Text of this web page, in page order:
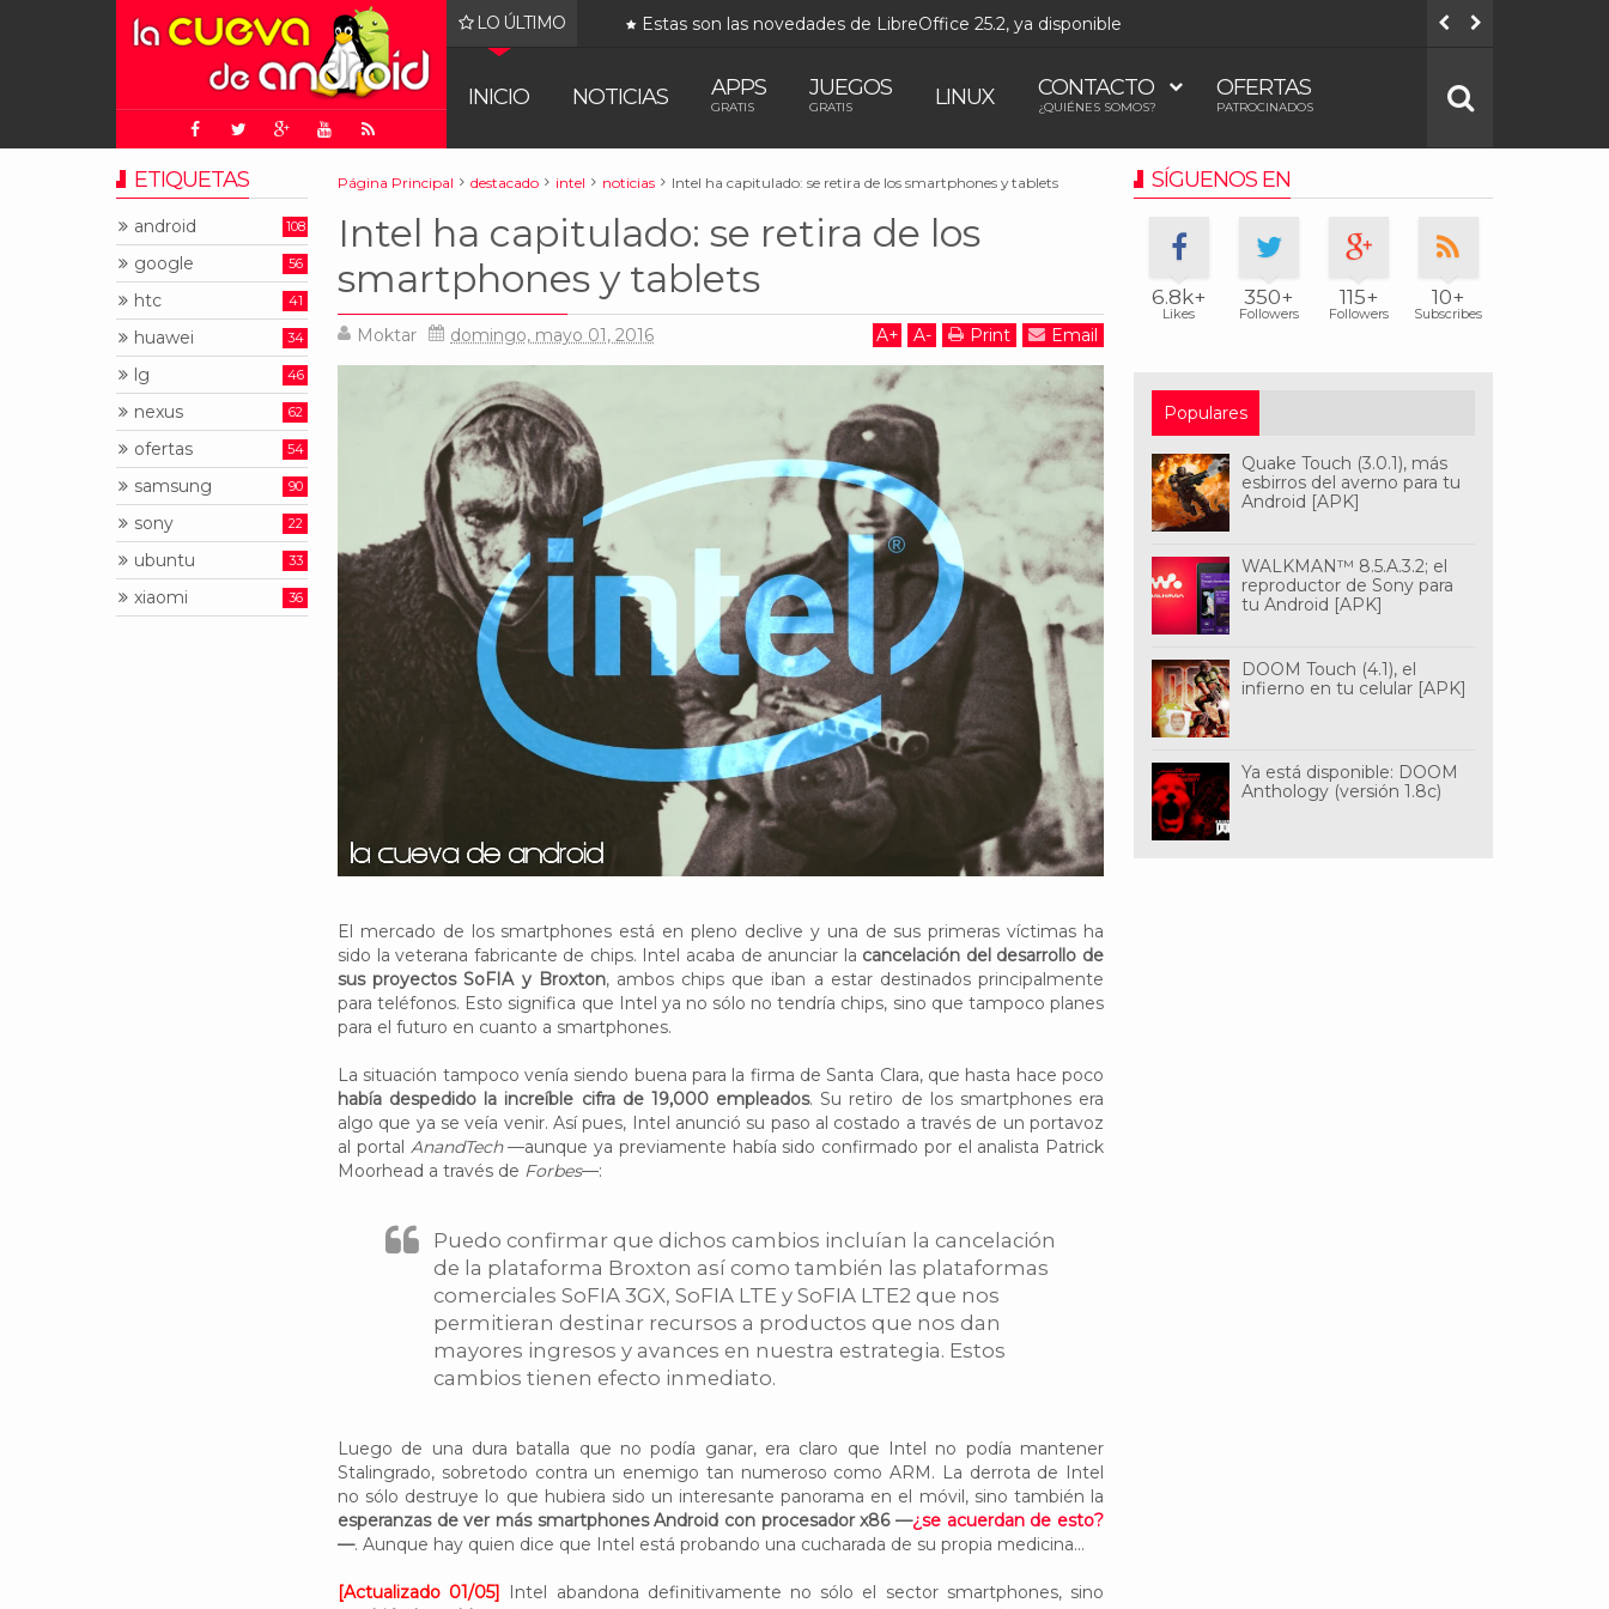
LO ÚLTIMO
juez ordena que Chrome sea puesto a la venta Estas son las novedades de LibreOffice 25.2, ya disponible
INICIO NOTICIAS APPS
GRATIS
JUEGOS
GRATIS LINUX CONTACTO
¿QUIÉNES SOMOS?
OFERTAS
PATROCINADOS
Página Principal destacado intel noticias Intel ha capitulado: se retira de los smartphones y tablets
Intel ha capitulado: se retira de los
smartphones y tablets
Moktar domingo, mayo 01, 2016 A+ A- Print Email
El mercado de los smartphones está en pleno declive y una de sus primeras víctimas ha
sido la veterana fabricante de chips. Intel acaba de anunciar la cancelación del desarrollo de
sus proyectos SoFIA y Broxton, ambos chips que iban a estar destinados principalmente
para teléfonos. Esto significa que Intel ya no sólo no tendría chips, sino que tampoco planes
para el futuro en cuanto a smartphones.
La situación tampoco venía siendo buena para la firma de Santa Clara, que hasta hace poco
había despedido la increíble cifra de 19,000 empleados. Su retiro de los smartphones era
algo que ya se veía venir. Así pues, Intel anunció su paso al costado a través de un portavoz
al portal AnandTech—aunque ya previamente había sido confirmado por el analista Patrick
Moorhead a través de Forbes—:
Puedo confirmar que dichos cambios incluían la cancelación
de la plataforma Broxton así como también las plataformas
comerciales SoFIA 3GX, SoFIA LTE y SoFIA LTE2 que nos
permitieran destinar recursos a productos que nos dan
mayores ingresos y avances en nuestra estrategia. Estos
cambios tienen efecto inmediato.
Luego de una dura batalla que no podía ganar, era claro que Intel no podía mantener
Stalingrado, sobretodo contra un enemigo tan numeroso como ARM. La derrota de Intel
no sólo destruye lo que hubiera sido un interesante panorama en el móvil, sino también la
esperanzas de ver más smartphones Android con procesador x86 —¿se acuerdan de esto?
—. Aunque hay quien dice que Intel está probando una cucharada de su propia medicina...
[Actualizado 01/05] Intel abandona definitivamente no sólo el sector smartphones, sino
SÍGUENOS EN
6.8k+
Likes
350+
Followers
115+
Followers
10+
Subscribes
Populares
Quake Touch (3.0.1), más
esbirros del averno para tu
Android [APK]
WALKMAN™ 8.5.A.3.2; el
reproductor de Sony para
tu Android [APK]
DOOM Touch (4.1), el
infierno en tu celular [APK]
Ya está disponible: DOOM
Anthology (versión 1.8c)
ETIQUETAS
android 108
google 56
htc 41
huawei 34
lg 46
nexus 62
ofertas 54
samsung 90
sony 22
ubuntu 33
xiaomi 36